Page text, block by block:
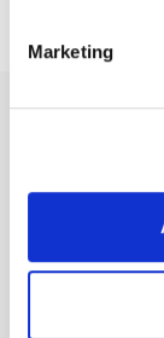
Marketing
Maison d'édition
à la